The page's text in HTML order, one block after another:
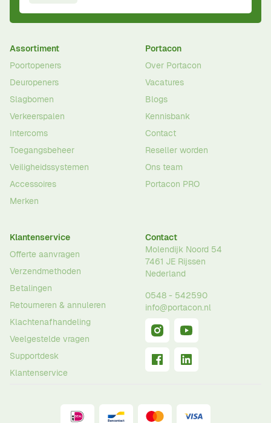
Assortiment
Poortopeners
Deuropeners
Slagbomen
Verkeerspalen
Intercoms
Toegangsbeheer
Veiligheidssystemen
Accessoires
Merken
Portacon
Over Portacon
Vacatures
Blogs
Kennisbank
Contact
Reseller worden
Ons team
Portacon PRO
Klantenservice
Offerte aanvragen
Verzendmethoden
Betalingen
Retourneren & annuleren
Klachtenafhandeling
Veelgestelde vragen
Supportdesk
Klantenservice
Contact
Molendijk Noord 54
7461 JE Rijssen
Nederland
0548 - 542590
info@portacon.nl